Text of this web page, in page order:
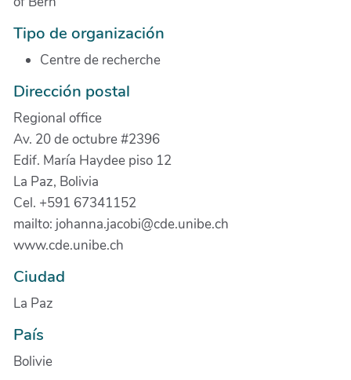
Tipo de organización
Centre de recherche
Dirección postal
Regional office
Av. 20 de octubre #2396
Edif. María Haydee piso 12
La Paz, Bolivia
Cel. +591 67341152
mailto: johanna.jacobi@cde.unibe.ch
www.cde.unibe.ch
Ciudad
La Paz
País
Bolivie